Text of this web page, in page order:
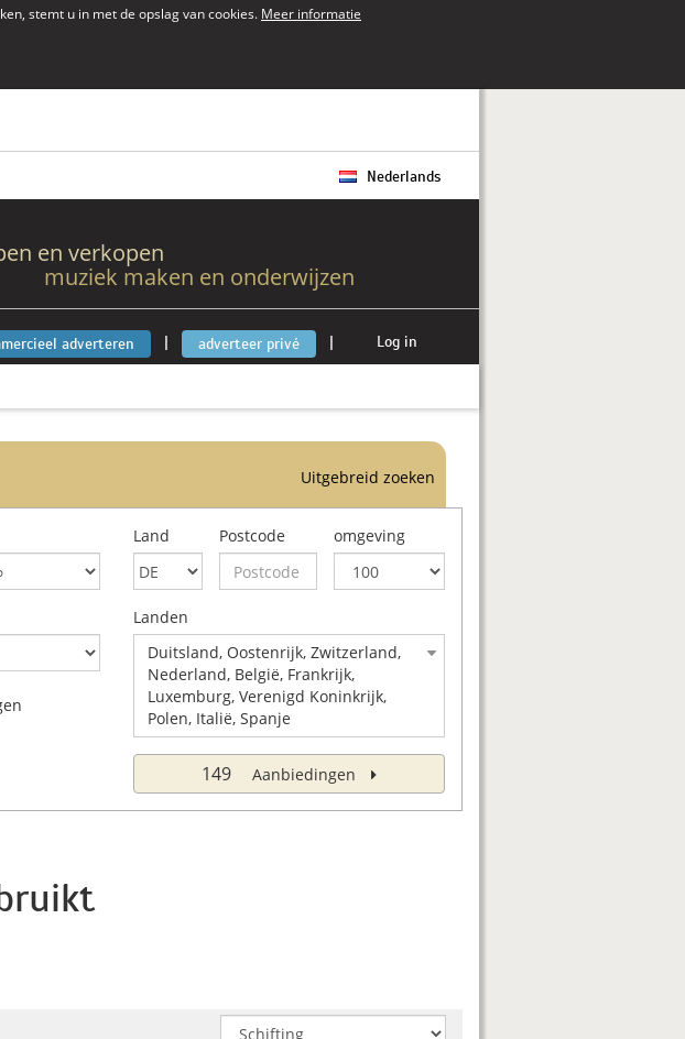
stemt u in met de opslag van cookies. Meer informatie
Nederlands
en verkopen
muziek maken en onderwijzen
adverteren | adverteer privé | Log in
Uitgebreid zoeken
Land Postcode omgeving
Landen
Duitsland, Oostenrijk, Zwitzerland,
Nederland, België, Frankrijk,
Luxemburg, Verenigd Koninkrijk,
Polen, Italië, Spanje
149 Aanbiedingen